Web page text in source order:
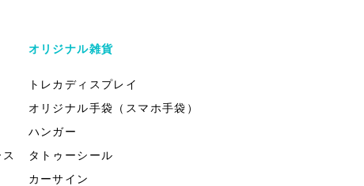
オリジナル雑貨
トレカディスプレイ
オリジナル手袋（スマホ手袋）
ハンガー
タトゥーシール
カーサイン